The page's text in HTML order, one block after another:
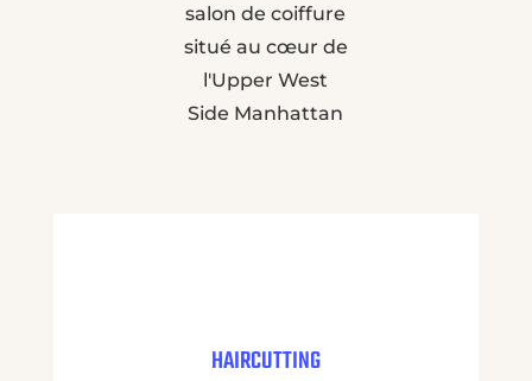
salon de coiffure
situé au cœur de
l'Upper West
Side Manhattan
HAIRCUTTING